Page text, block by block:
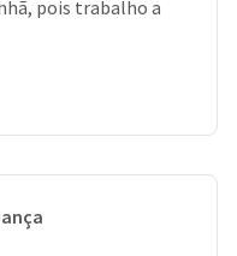
pois trabalho a